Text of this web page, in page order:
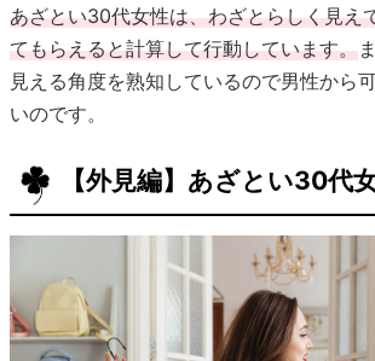
あざとい30代女性は、わざとらしく見え
てもらえると計算して行動しています。
見える角度を熟知しているので男性から
いのです。
【外見編】あざとい30代